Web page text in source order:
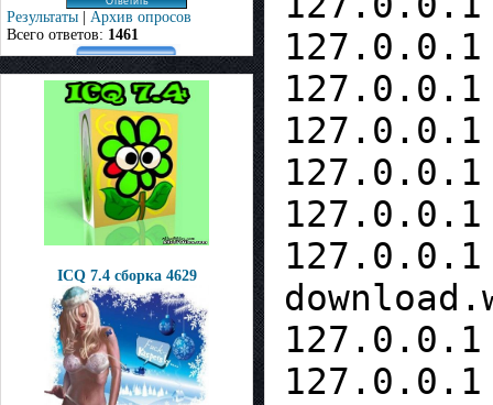
Результаты | Архив опросов
Всего ответов: 1461
ICQ 7.4 сборка 4629
127.0.0.1
127.0.0.1
127.0.0.1
127.0.0.1
127.0.0.1
127.0.0.1